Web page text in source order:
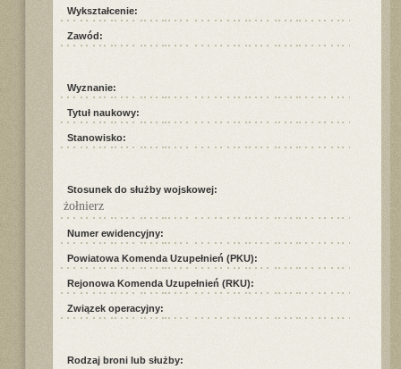
Wykształcenie:
Zawód:
Wyznanie:
Tytuł naukowy:
Stanowisko:
Stosunek do służby wojskowej:
żołnierz
Numer ewidencyjny:
Powiatowa Komenda Uzupełnień (PKU):
Rejonowa Komenda Uzupełnień (RKU):
Związek operacyjny:
Rodzaj broni lub służby: